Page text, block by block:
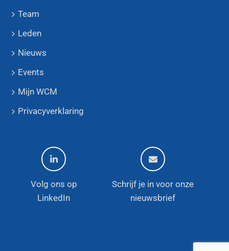
Team
Leden
Nieuws
Events
Mijn WCM
Privacyverklaring
Volg ons op
LinkedIn
Schrijf je in voor onze
nieuwsbrief